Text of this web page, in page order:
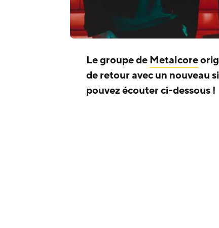
Le groupe deMetalcore
de retour avec un nouveau
pouvez écouter ci-dessous !